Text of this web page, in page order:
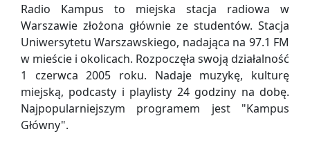
Radio Kampus to miejska stacja radiowa w
Warszawie złożona głównie ze studentów. Stacja
Uniwersytetu Warszawskiego, nadająca na 97.1 FM
w mieście i okolicach. Rozpoczęła swoją działalność
1 czerwca 2005 roku. Nadaje muzykę, kulturę
miejską, podcasty i playlisty 24 godziny na dobę.
Najpopularniejszym programem jest "Kampus
Główny".